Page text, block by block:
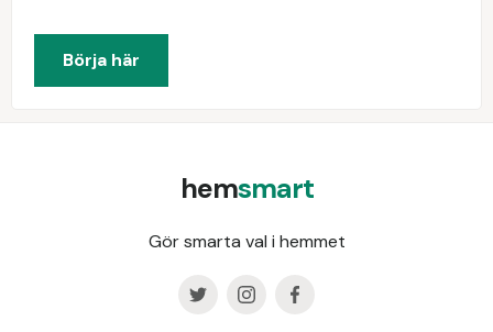
Börja här
hemsmart
Gör smarta val i hemmet